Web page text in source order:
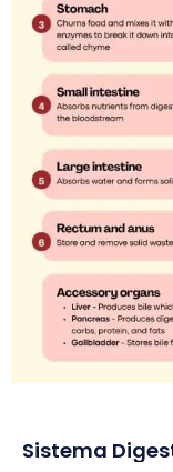
Sistema